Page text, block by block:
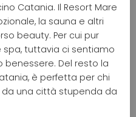
Catania. Il Resort Mare
la sauna e altri
beauty. Per cui pur
tuttavia ci sentiamo
Del resto la
è perfetta per chi
da una città stupenda da